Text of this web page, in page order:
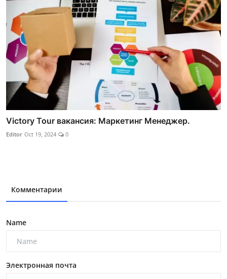
Victory Tour вакансия: Маркетинг Менеджер.
Editor Oct 19, 2024 0
Комментарии
Name
Электронная почта